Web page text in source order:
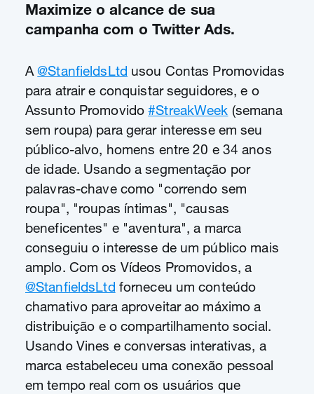
Maximize o alcance de sua
campanha com o Twitter Ads.
A@StanfieldsLtd usou Contas Promovidas
para atrair e conquistar seguidores, e o
Assunto Promovido#StreakWeek (semana
sem roupa) para gerar interesse em seu
público-alvo, homens entre 20 e 34 anos
de idade. Usando a segmentação por
palavras-chave como "correndo sem
roupa", "roupas íntimas", "causas
beneficentes" e "aventura", a marca
conseguiu o interesse de um público mais
amplo. Com os Vídeos Promovidos, a
@StanfieldsLtd forneceu um conteúdo
chamativo para aproveitar ao máximo a
distribuição e o compartilhamento social.
Usando Vines e conversas interativas, a
marca estabeleceu uma conexão pessoal
em tempo real com os usuários que